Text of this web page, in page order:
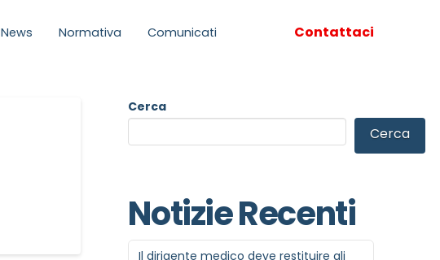
News Normativa Comunicati Contattaci
Cerca
Cerca
Notizie Recenti
Il dirigente medico deve restituire gli